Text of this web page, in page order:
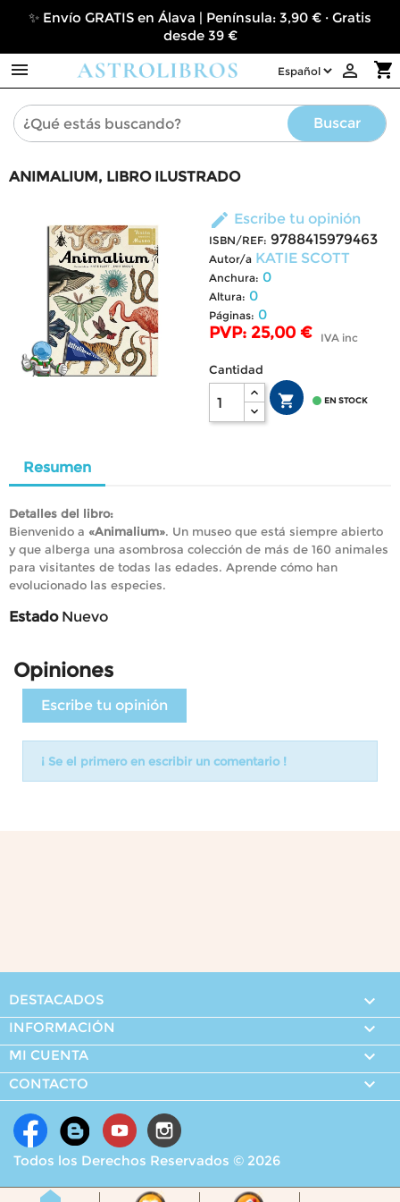
✨ Envío GRATIS en Álava | Península: 3,90 € · Gratis
desde 39 €
 shopping_cart

Buscar
ANIMALIUM, LIBRO ILUSTRADO
edit Escribe tu opinión
ISBN/REF: 9788415979463
Autor/a KATIE SCOTT
Anchura: 0
Altura: 0
Páginas: 0
PVP: 25,00 € IVA inc
Cantidad
  EN STOCK
Resumen
Detalles del libro:
Bienvenido a «Animalium». Un museo que está siempre abierto
y que alberga una asombrosa colección de más de 160 animales
para visitantes de todas las edades. Aprende cómo han
evolucionado las especies.
Estado Nuevo
Opiniones
Escribe tu opinión
¡ Se el primero en escribir un comentario !
DESTACADOS 
INFORMACIÓN 
MI CUENTA 
CONTACTO 
Todos los Derechos Reservados © 2026